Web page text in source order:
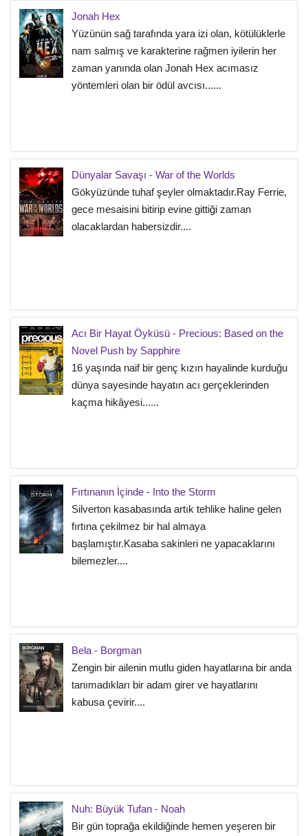
Jonah Hex
Yüzünün sağ tarafında yara izi olan, kötülüklerle
nam salmış ve karakterine rağmen iyilerin her
zaman yanında olan Jonah Hex acımasız
yöntemleri olan bir ödül avcısı......
Dünyalar Savaşı - War of the Worlds
Gökyüzünde tuhaf şeyler olmaktadır.Ray Ferrie,
gece mesaisini bitirip evine gittiği zaman
olacaklardan habersizdir....
Acı Bir Hayat Öyküsü - Precious: Based on the
Novel Push by Sapphire
16 yaşında naif bir genç kızın hayalinde kurduğu
dünya sayesinde hayatın acı gerçeklerinden
kaçma hikâyesi......
Fırtınanın İçinde - Into the Storm
Silverton kasabasında artık tehlike haline gelen
fırtına çekilmez bir hal almaya
başlamıştır.Kasaba sakinleri ne yapacaklarını
bilemezler....
Bela - Borgman
Zengin bir ailenin mutlu giden hayatlarına bir anda
tanımadıkları bir adam girer ve hayatlarını
kabusa çevirir....
Nuh: Büyük Tufan - Noah
Bir gün toprağa ekildiğinde hemen yeşeren bir